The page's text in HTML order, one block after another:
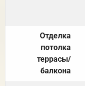
Отделка
потолка
террасы/
балкона